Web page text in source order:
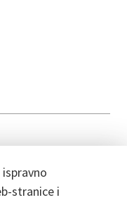
stranice i